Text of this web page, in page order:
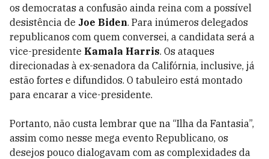
os democratas a confusão ainda reina com a possível
desistência de Joe Biden. Para inúmeros delegados
republicanos com quem conversei, a candidata será a
vice-presidente Kamala Harris. Os ataques
direcionadas à ex-senadora da Califórnia, inclusive, já
estão fortes e difundidos. O tabuleiro está montado
para encarar a vice-presidente.
Portanto, não custa lembrar que na “Ilha da Fantasia”,
assim como nesse mega evento Republicano, os
desejos pouco dialogavam com as complexidades da